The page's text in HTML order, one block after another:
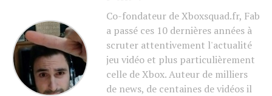
Co-fondateur de Xboxsquad.fr, Fab
a passé ces 10 dernières années à
scruter attentivement l'actualité
jeu vidéo et plus particulièrement
celle de Xbox. Auteur de milliers
de news, de centaines de vidéos il